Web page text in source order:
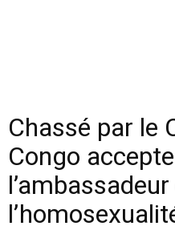
Chassé par le
Congo